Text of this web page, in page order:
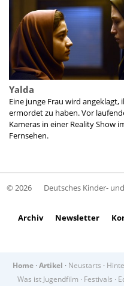
Yalda
Eine junge Frau wird angeklagt,
ermordet zu haben. Vor
Kameras in einer Reality Show
Fernsehen.
© 2026 Deutsches Kinder-
Archiv Newsletter
Home · Artikel · Neustarts ·
Was ist Jugendfilm · Festivals ·